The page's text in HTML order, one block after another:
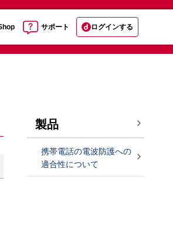
サポート ログインする
製品
携帯電話の電波防護への
適合性について